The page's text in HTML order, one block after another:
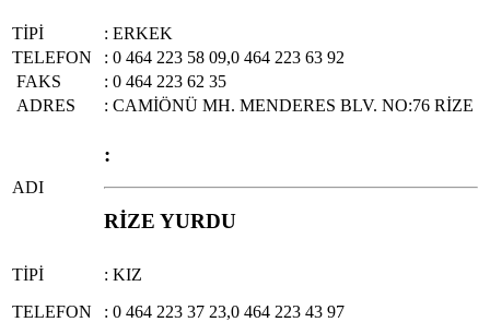
TİPİ
: ERKEK
TELEFON
: 0 464 223 58 09,0 464 223 63 92
FAKS
: 0 464 223 62 35
ADRES
: CAMİÖNÜ MH. MENDERES BLV. NO:76 RİZE
ADI
:
RİZE YURDU
TİPİ
: KIZ
TELEFON
: 0 464 223 37 23,0 464 223 43 97